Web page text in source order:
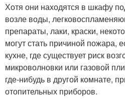
Хотя они находятся в шкафу
возле воды,
препараты, лаки, краски,
могут стать причиной пожара,
кухне, где существует риск
микроволновки или газовой
где-нибудь в другой комнате,
отопительных приборов.